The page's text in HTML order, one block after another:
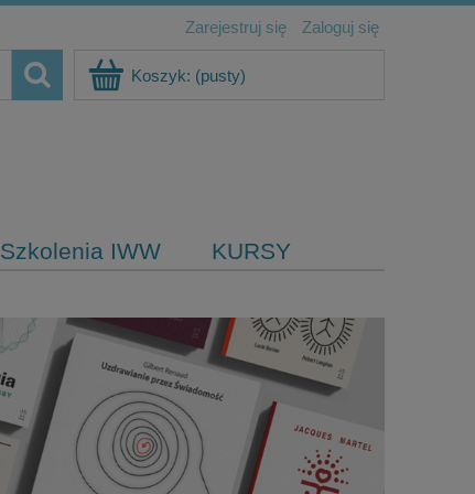
Zarejestruj się Zaloguj się
Koszyk: (pusty)
Szkolenia IWW KURSY